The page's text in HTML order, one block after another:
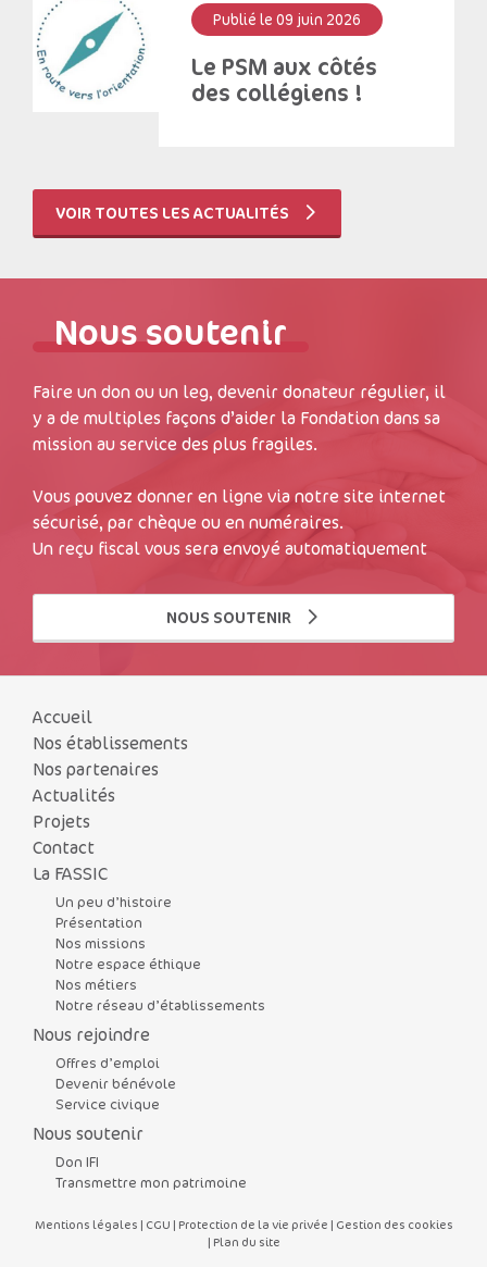
Publié le 09 juin 2026
Le PSM aux côtés
des collégiens !
VOIR TOUTES LES ACTUALITÉS
Nous soutenir
Faire un don ou un leg, devenir donateur régulier, il
y a de multiples façons d’aider la Fondation dans sa
mission au service des plus fragiles.
Vous pouvez donner en ligne via notre site internet
sécurisé, par chèque ou en numéraires.
Un reçu fiscal vous sera envoyé automatiquement
NOUS SOUTENIR
Accueil
Nos établissements
Nos partenaires
Actualités
Projets
Contact
La FASSIC
Un peu d’histoire
Présentation
Nos missions
Notre espace éthique
Nos métiers
Notre réseau d’établissements
Nous rejoindre
Offres d’emploi
Devenir bénévole
Service civique
Nous soutenir
Don IFI
Transmettre mon patrimoine
Mentions légales | CGU | Protection de la vie privée | Gestion des cookies
| Plan du site